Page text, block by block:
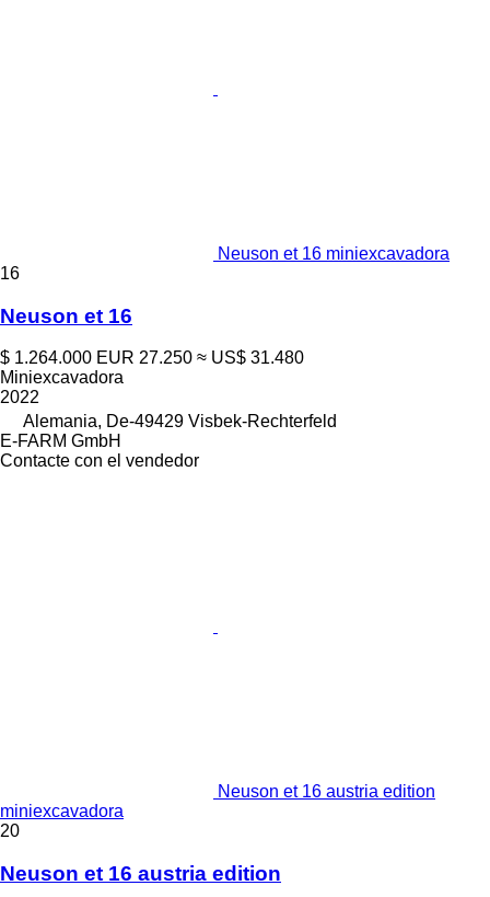
Neuson et 16 miniexcavadora
16
Neuson et 16
$ 1.264.000 EUR 27.250 ≈ US$ 31.480
Miniexcavadora
2022
Alemania, De-49429 Visbek-Rechterfeld
E-FARM GmbH
Contacte con el vendedor
Neuson et 16 austria edition
miniexcavadora
20
Neuson et 16 austria edition